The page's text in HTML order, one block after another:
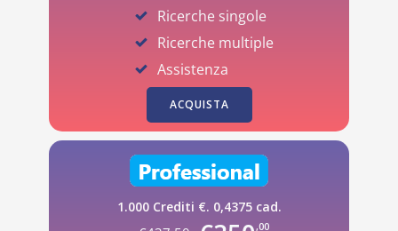
Ricerche singole
Ricerche multiple
Assistenza
ACQUISTA
1.000 Crediti €. 0,4375 cad.
,00